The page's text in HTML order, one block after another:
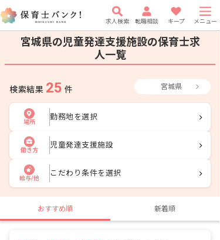
求人検索 転職相談 キープ メニュー
宮城県の児童発達支援施設の保育士求
人一覧
検索結果 25 件 宮城県
場所
勤務地を選択
働き方
児童発達支援施設
給与/他
こだわり条件を選択
おすすめ順 新着順